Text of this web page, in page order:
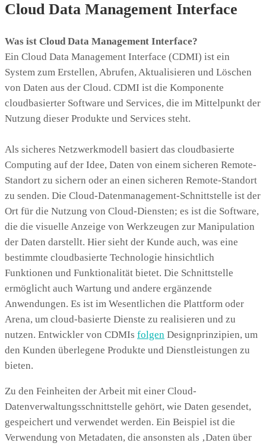
Cloud Data Management Interface
Was ist Cloud Data Management Interface?
Ein Cloud Data Management Interface (CDMI) ist ein
System zum Erstellen, Abrufen, Aktualisieren und Löschen
von Daten aus der Cloud. CDMI ist die Komponente
cloudbasierter Software und Services, die im Mittelpunkt der
Nutzung dieser Produkte und Services steht.
Als sicheres Netzwerkmodell basiert das cloudbasierte
Computing auf der Idee, Daten von einem sicheren Remote-
Standort zu sichern oder an einen sicheren Remote-Standort
zu senden. Die Cloud-Datenmanagement-Schnittstelle ist der
Ort für die Nutzung von Cloud-Diensten; es ist die Software,
die die visuelle Anzeige von Werkzeugen zur Manipulation
der Daten darstellt. Hier sieht der Kunde auch, was eine
bestimmte cloudbasierte Technologie hinsichtlich
Funktionen und Funktionalität bietet. Die Schnittstelle
ermöglicht auch Wartung und andere ergänzende
Anwendungen. Es ist im Wesentlichen die Plattform oder
Arena, um cloud-basierte Dienste zu realisieren und zu
nutzen. Entwickler von CDMIs folgen Designprinzipien, um
den Kunden überlegene Produkte und Dienstleistungen zu
bieten.
Zu den Feinheiten der Arbeit mit einer Cloud-
Datenverwaltungsschnittstelle gehört, wie Daten gesendet,
gespeichert und verwendet werden. Ein Beispiel ist die
Verwendung von Metadaten, die ansonsten als ‚Daten über